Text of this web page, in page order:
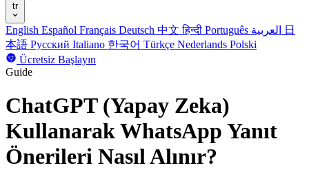
tr
English Español Français Deutsch 中文हिन्दी Português
日
本語 Русский Italiano 한국어 Türkçe Nederlands Polski
Ücretsiz Başlayın
Guide
ChatGPT (Yapay Zeka)
Kullanarak WhatsApp Yanıt
Önerileri Nasıl Alınır?